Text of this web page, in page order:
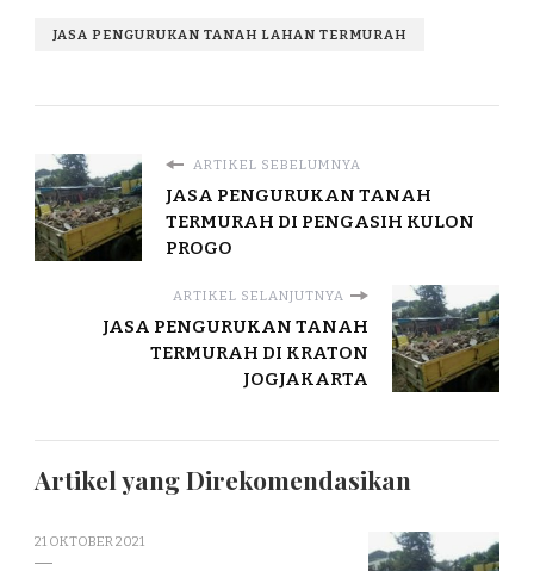
JASA PENGURUKAN TANAH LAHAN TERMURAH
ARTIKEL SEBELUMNYA
JASA PENGURUKAN TANAH
TERMURAH DI PENGASIH KULON
PROGO
ARTIKEL SELANJUTNYA
JASA PENGURUKAN TANAH
TERMURAH DI KRATON
JOGJAKARTA
Artikel yang Direkomendasikan
21 OKTOBER 2021